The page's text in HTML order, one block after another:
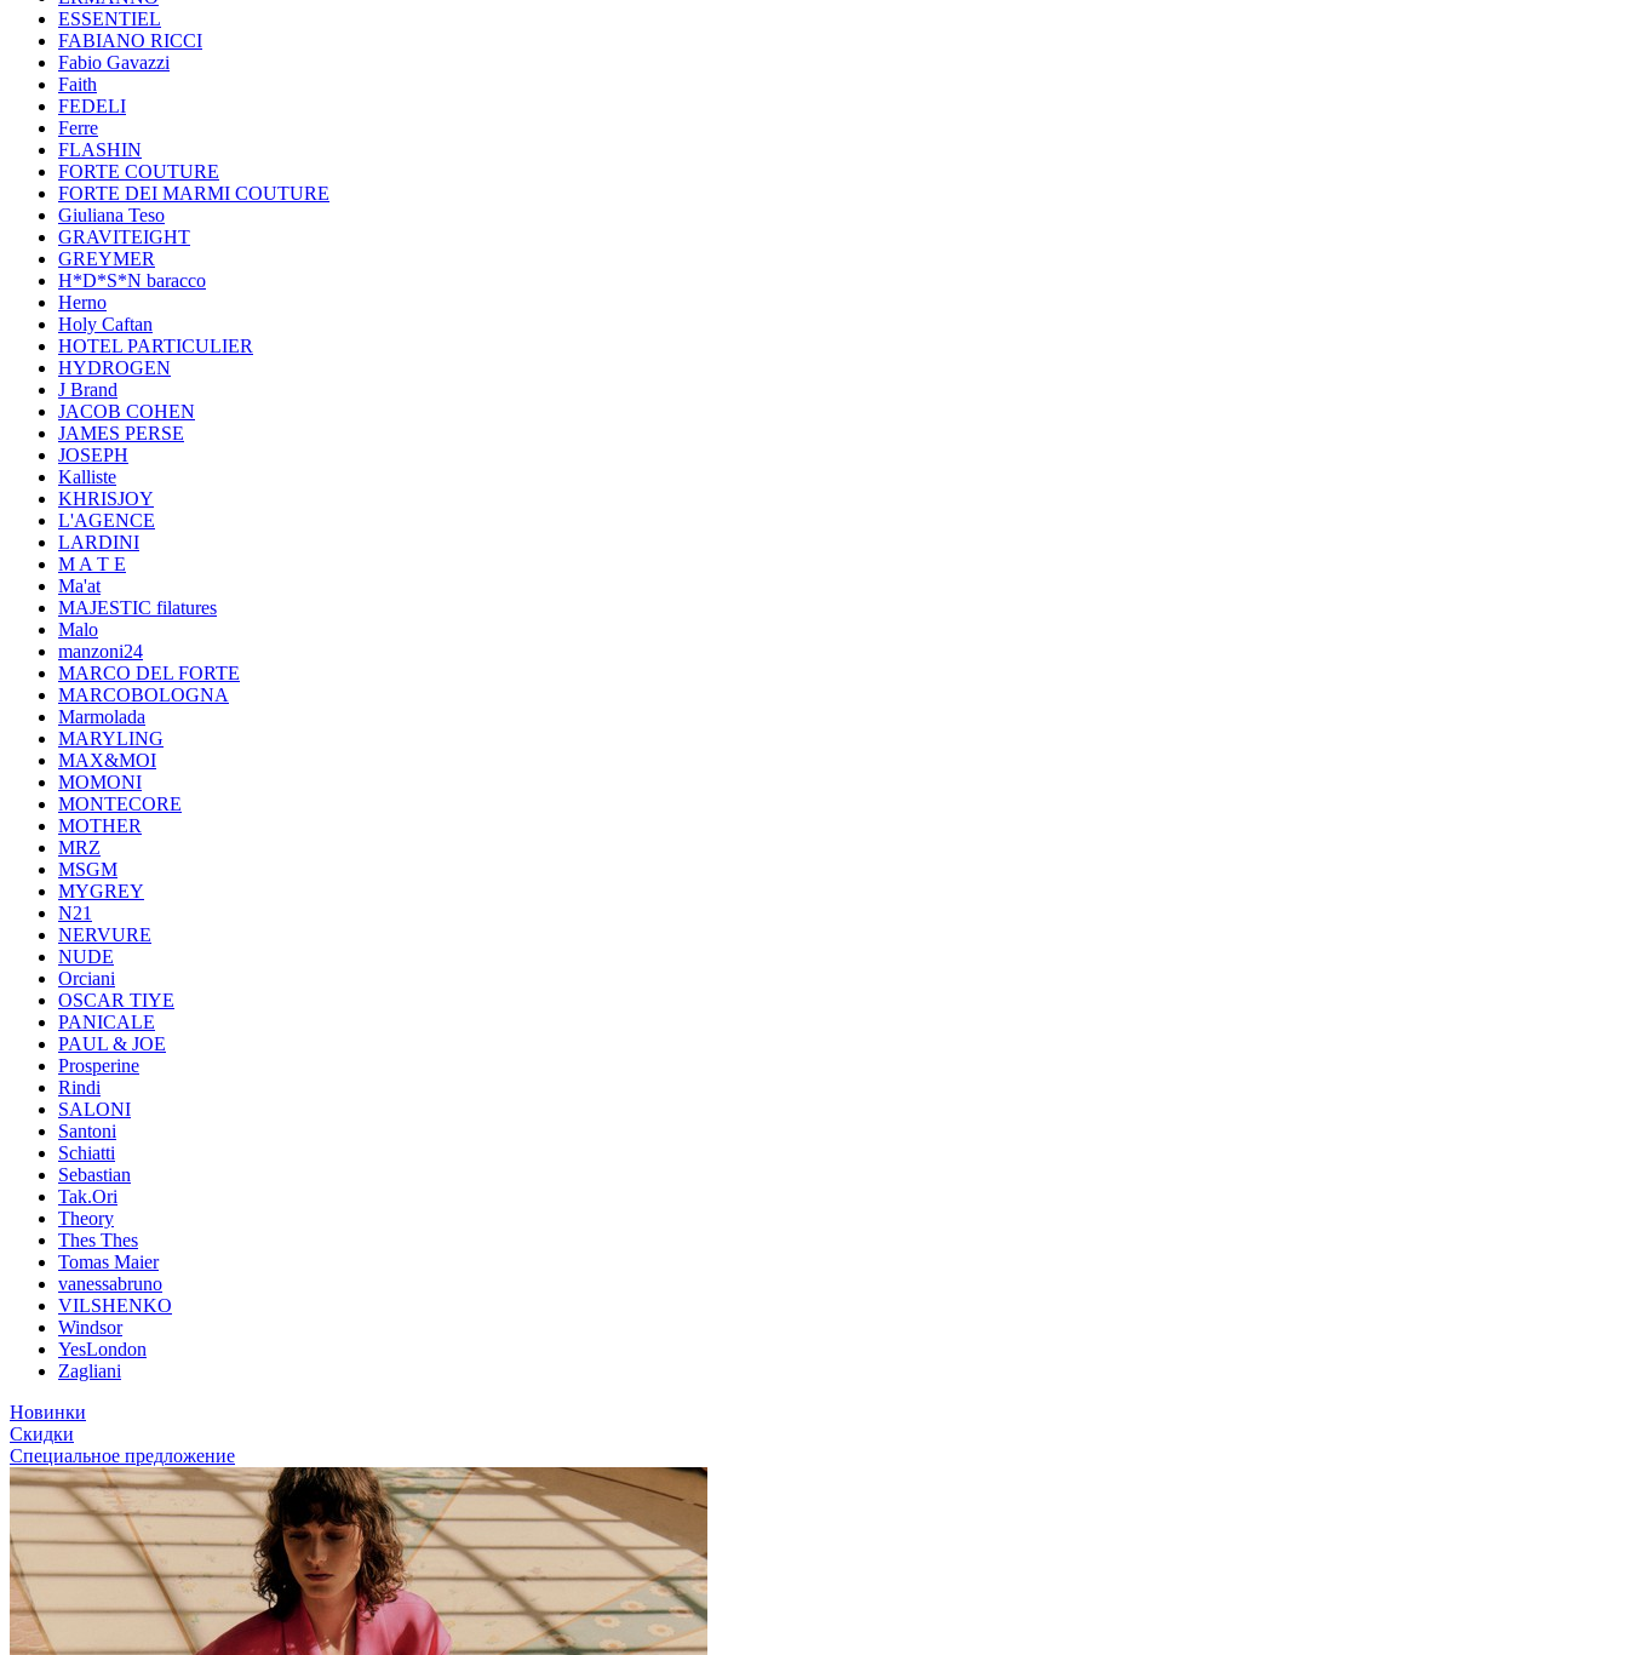
ESSENTIEL
FABIANO RICCI
Fabio Gavazzi
Faith
FEDELI
Ferre
FLASHIN
FORTE COUTURE
FORTE DEI MARMI COUTURE
Giuliana Teso
GRAVITEIGHT
GREYMER
H*D*S*N baracco
Herno
Holy Caftan
HOTEL PARTICULIER
HYDROGEN
J Brand
JACOB COHEN
JAMES PERSE
JOSEPH
Kalliste
KHRISJOY
L'AGENCE
LARDINI
M A T E
Ma'at
MAJESTIC filatures
Malo
manzoni24
MARCO DEL FORTE
MARCOBOLOGNA
Marmolada
MARYLING
MAX&MOI
MOMONI
MONTECORE
MOTHER
MRZ
MSGM
MYGREY
N21
NERVURE
NUDE
Orciani
OSCAR TIYE
PANICALE
PAUL & JOE
Prosperine
Rindi
SALONI
Santoni
Schiatti
Sebastian
Tak.Ori
Theory
Thes Thes
Tomas Maier
vanessabruno
VILSHENKO
Windsor
YesLondon
Zagliani
Новинки
Скидки
Специальное предложение